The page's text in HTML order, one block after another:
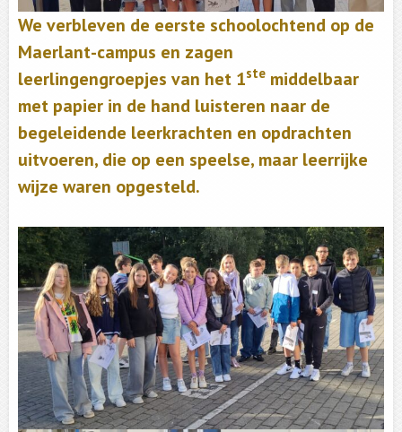
We verbleven de eerste schoolochtend op de
Maerlant-campus en zagen
leerlingengroepjes van het 1ste middelbaar
met papier in de hand luisteren naar de
begeleidende leerkrachten en opdrachten
uitvoeren, die op een speelse, maar leerrijke
wijze waren opgesteld.